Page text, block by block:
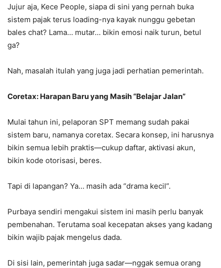
Jujur aja, Kece People, siapa di sini yang pernah buka
sistem pajak terus loading-nya kayak nunggu gebetan
bales chat? Lama… mutar… bikin emosi naik turun, betul
ga?
Nah, masalah itulah yang juga jadi perhatian pemerintah.
Coretax: Harapan Baru yang Masih “Belajar Jalan”
Mulai tahun ini, pelaporan SPT memang sudah pakai
sistem baru, namanya coretax. Secara konsep, ini harusnya
bikin semua lebih praktis—cukup daftar, aktivasi akun,
bikin kode otorisasi, beres.
Tapi di lapangan? Ya… masih ada “drama kecil”.
Purbaya sendiri mengakui sistem ini masih perlu banyak
pembenahan. Terutama soal kecepatan akses yang kadang
bikin wajib pajak mengelus dada.
Di sisi lain, pemerintah juga sadar—nggak semua orang